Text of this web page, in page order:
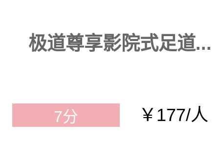
极道尊享影院式足道...
7分 ￥177/人